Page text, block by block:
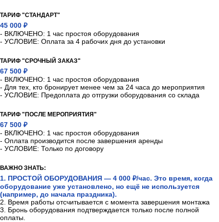
ТАРИФ "СТАНДАРТ"
45 000 ₽
- ВКЛЮЧЕНО: 1 час простоя оборудования
- УСЛОВИЕ: Оплата за 4 рабочих дня до установки
ТАРИФ "СРОЧНЫЙ ЗАКАЗ"
67 500 ₽
- ВКЛЮЧЕНО: 1 час простоя оборудования
- Для тех, кто бронирует менее чем за 24 часа до мероприятия
- УСЛОВИЕ: Предоплата до отгрузки оборудования со склада
ТАРИФ "ПОСЛЕ МЕРОПРИЯТИЯ"
67 500 ₽
- ВКЛЮЧЕНО: 1 час простоя оборудования
- Оплата производится после завершения аренды
- УСЛОВИЕ: Только по договору
ВАЖНО ЗНАТЬ:
1. ПРОСТОЙ ОБОРУДОВАНИЯ — 4 000 ₽/час. Это время, когда
оборудование уже установлено, но ещё не используется
(например, до начала праздника).
2. Время работы отсчитывается с момента завершения монтажа
3. Бронь оборудования подтверждается только после полной
оплаты.